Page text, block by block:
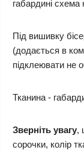
габардині схема
Під вишивку
(додається в
підклеювати не
Тканина -
Зверніть увагу,
сорочки, колір